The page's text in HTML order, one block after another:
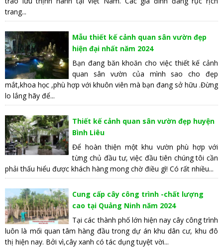
trang...
Mẫu thiết kế cảnh quan sân vườn đẹp
hiện đại nhất năm 2024
Bạn đang băn khoăn cho việc thiết kế cảnh
quan sân vườn của mình sao cho đẹp
mắt,khoa học ,phù hợp với khuôn viên mà bạn đang sở hữu .Đừng
lo lắng hãy để...
Thiết kế cảnh quan sân vườn đẹp huyện
Bình Liêu
Để hoàn thiện một khu vườn phù hợp với
từng chủ đầu tư, việc đầu tiên chúng tôi cần
phải thấu hiểu được khách hàng mong chờ điều gì! Có rất nhiều...
Cung cấp cây công trình -chất lượng
cao tại Quảng Ninh năm 2024
Tại các thành phố lớn hiện nay cây công trình
luôn là mối quan tâm hàng đầu trong dự án khu dân cư, khu đô
thị hiện nay. Bởi vì,cây xanh có tác dụng tuyệt vời...